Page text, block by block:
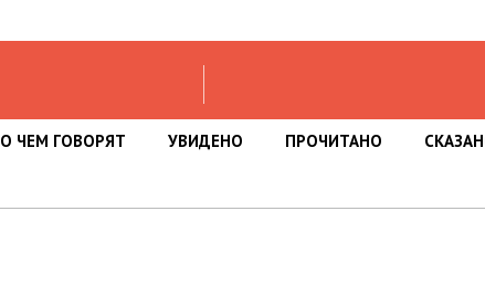
О ЧЕМ ГОВОРЯТ УВИДЕНО ПРОЧИТАНО